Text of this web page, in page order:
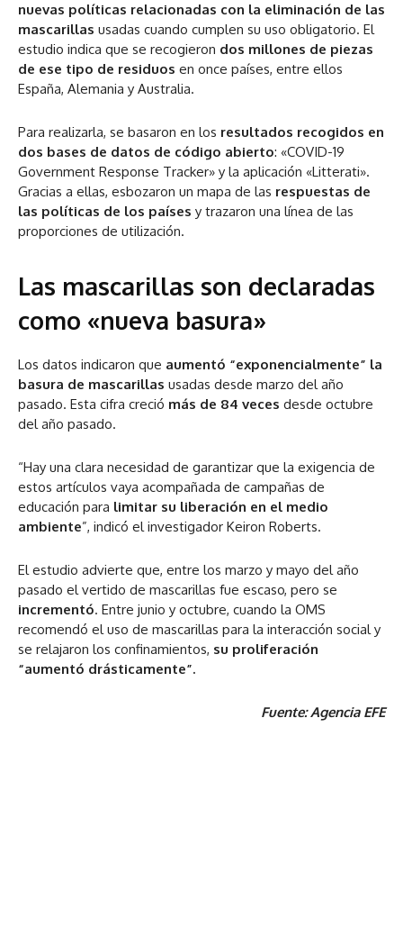
nuevas políticas relacionadas con la eliminación de las
mascarillas usadas cuando cumplen su uso obligatorio. El
estudio indica que se recogieron dos millones de piezas
de ese tipo de residuos en once países, entre ellos
España, Alemania y Australia.
Para realizarla, se basaron en los resultados recogidos en
dos bases de datos de código abierto: «COVID-19
Government Response Tracker» y la aplicación «Litterati».
Gracias a ellas, esbozaron un mapa de las respuestas de
las políticas de los países y trazaron una línea de las
proporciones de utilización.
Las mascarillas son declaradas
como «nueva basura»
Los datos indicaron que aumentó “exponencialmente” la
basura de mascarillas usadas desde marzo del año
pasado. Esta cifra creció más de 84 veces desde octubre
del año pasado.
“Hay una clara necesidad de garantizar que la exigencia de
estos artículos vaya acompañada de campañas de
educación para limitar su liberación en el medio
ambiente”, indicó el investigador Keiron Roberts.
El estudio advierte que, entre los marzo y mayo del año
pasado el vertido de mascarillas fue escaso, pero se
incrementó. Entre junio y octubre, cuando la OMS
recomendó el uso de mascarillas para la interacción social y
se relajaron los confinamientos, su proliferación
“aumentó drásticamente”.
Fuente: Agencia EFE